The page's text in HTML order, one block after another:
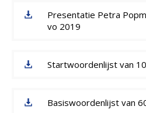
Presentatie Petra
vo 2019
Startwoordenlijst van
Basiswoordenlijst van